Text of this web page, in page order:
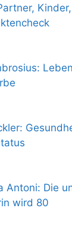
Antoni: Die
wird 80